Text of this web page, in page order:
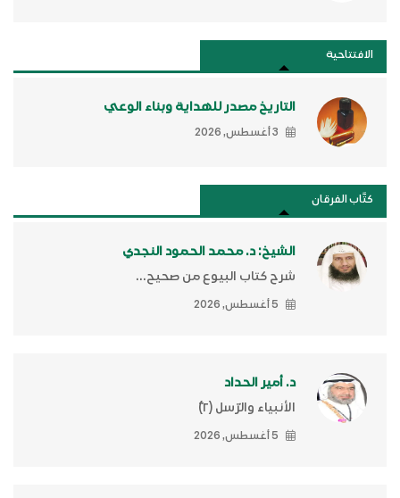
الافتتاحية
التاريخ مصدر للهداية وبناء الوعي
3 أغسطس, 2026
كتَّاب الفرقان
الشيخ: د. محمد الحمود النجدي
شرح كتاب البيوع من صحيح...
5 أغسطس, 2026
د. أمير الحداد
الأنبياء والرّسل (٢)ّ
5 أغسطس, 2026